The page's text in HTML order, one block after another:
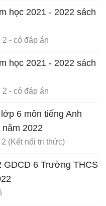
học 2021 - 2022 sách
- có đáp án
học 2021 - 2022 sách
- có đáp án
6 môn tiếng Anh
2022
(Kết nối tri thức)
6 Trường THCS